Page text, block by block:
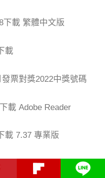
下載 繁體中文版
載
票對獎2022中獎號碼
載 Adobe Reader
載 7.37 專業版
軟體 嘸蝦米快打 V1.3c